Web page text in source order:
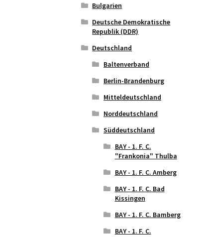
Bulgarien
Deutsche Demokratische
Republik (DDR)
Deutschland
Baltenverband
Berlin-Brandenburg
Mitteldeutschland
Norddeutschland
Süddeutschland
BAY - 1. F. C.
"Frankonia" Thulba
BAY - 1. F. C. Amberg
BAY - 1. F. C. Bad
Kissingen
BAY - 1. F. C. Bamberg
BAY - 1. F. C.